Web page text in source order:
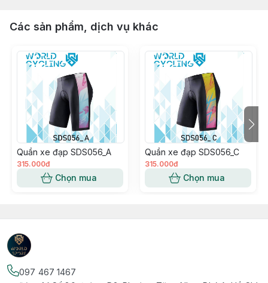
Các sản phẩm, dịch vụ khác
Quần xe đạp SDS056_A
315.000đ
Chọn mua
Quần xe đạp SDS056_C
315.000đ
Chọn mua
097 467 1467